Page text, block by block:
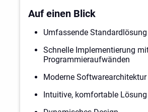
Auf einen Blick
Umfassende Standardlösung
Schnelle Implementierung
Programmieraufwänden
Moderne Softwarearchitektur
Intuitive, komfortable Lösung